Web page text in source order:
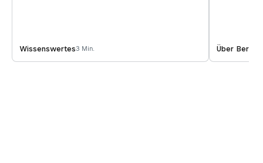
Wissenswertes3 Min. Über Berge